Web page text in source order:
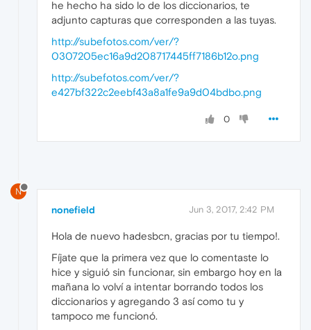
he hecho ha sido lo de los diccionarios, te
adjunto capturas que corresponden a las tuyas.
http://subefotos.com/ver/?
0307205ec16a9d208717445ff7186b12o.png
http://subefotos.com/ver/?
e427bf322c2eebf43a8a1fe9a9d04bdbo.png
0
N
nonefield Jun 3, 2017, 2:42 PM
Hola de nuevo hadesbcn, gracias por tu tiempo!.
Fíjate que la primera vez que lo comentaste lo
hice y siguió sin funcionar, sin embargo hoy en la
mañana lo volví a intentar borrando todos los
diccionarios y agregando 3 así como tu y
tampoco me funcionó.